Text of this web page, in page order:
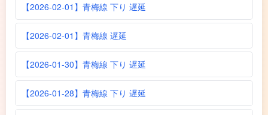
【2026-02-01】青梅線 下り 遅延
【2026-02-01】青梅線 遅延
【2026-01-30】青梅線 下り 遅延
【2026-01-28】青梅線 下り 遅延